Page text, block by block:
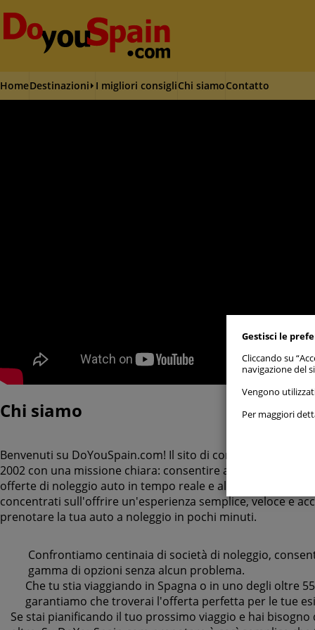
HomeDestinazioni I migliori consigliChi siamoContatto
Chi siamo
Benvenuti su DoYouSpain.com! Il sito di comparazione
2002 con una missione chiara: consentire ai nostri clienti
offerte di noleggio auto in tempo reale e al prezzo più
concentrati sull'offrire un'esperienza semplice, veloce e
prenotare la tua auto a noleggio in pochi minuti.
Confrontiamo centinaia di società di noleggio,
gamma di opzioni senza alcun problema.
Che tu stia viaggiando in Spagna o in uno degli oltre
garantiamo che troverai l'offerta perfetta per le tue
Se stai pianificando il tuo prossimo viaggio e hai
Gestisci le
Cliccando su
navigazione del
Vengono
Per maggiori
Gestisci